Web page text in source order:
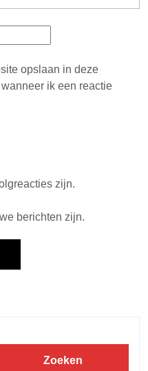
opslaan in deze
ik een reactie
zijn.
berichten zijn.
Zoeken